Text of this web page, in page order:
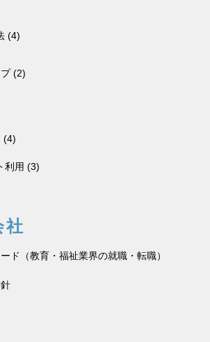
(4)
(2)
(4)
利用 (3)
社
ド（教育・福祉業界の就職・転職）